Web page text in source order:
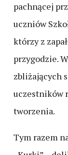
pachnącej
uczniów
którzy z
przygodzie.
zbliżających
uczestników
tworzenia.
Tym razem